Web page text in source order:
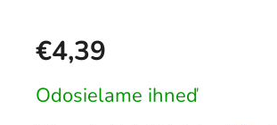
€4,39
cena:
Odosielame ihneď